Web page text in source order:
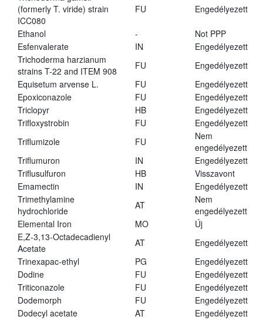
(formerly T. viride) strain
ICC080
FU Engedélyezett
Ethanol -
Not PPP
Esfenvalerate
IN
Engedélyezett
Trichoderma harzianum
strains T-22 and ITEM 908
FU
Engedélyezett
Equisetum arvense L.
FU
Engedélyezett
Epoxiconazole
FU
Engedélyezett
Triclopyr
HB
Engedélyezett
Trifloxystrobin
FU
Engedélyezett
Triflumizole
FU
Nem
engedélyezett
Triflumuron
IN
Engedélyezett
Triflusulfuron
HB
Visszavont
Emamectin
IN
Engedélyezett
Trimethylamine
hydrochloride
AT
Nem
engedélyezett
Elemental Iron
MO
Új
E,Z-3,13-Octadecadienyl
Acetate
AT
Engedélyezett
Trinexapac-ethyl
PG
Engedélyezett
Dodine
FU
Engedélyezett
Triticonazole
FU
Engedélyezett
Dodemorph
FU
Engedélyezett
Dodecyl acetate
AT Engedélyezett